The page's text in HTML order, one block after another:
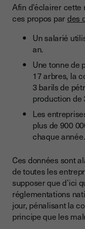
Afin d’éclairer
ces propos pardes
Un salarié
an.
Une tonne de
17 arbres, la
3 barils de
production de
Les
plus de 900
chaque année.
Ces données sont
de toutes les
supposer que d’ici
réglementations
jour, pénalisant la
principe que les